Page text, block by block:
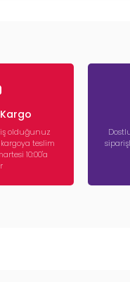
olduğunuz
teslim
10:00'a